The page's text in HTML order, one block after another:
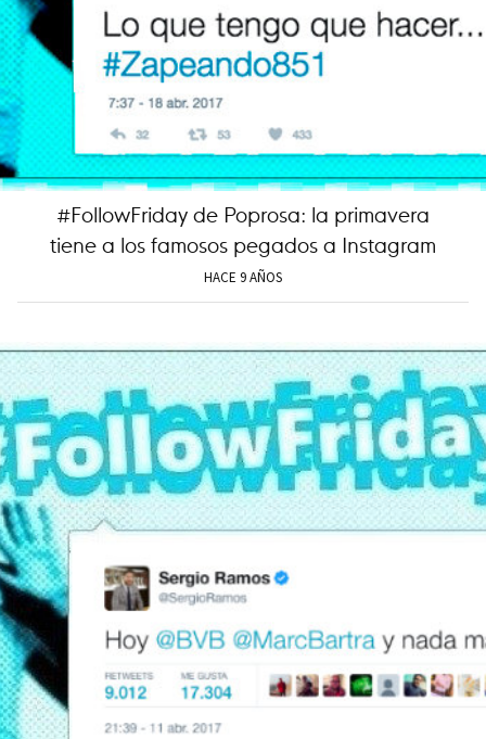
#FollowFriday de Poprosa: la primavera
tiene a los famosos pegados a Instagram
HACE 9 AÑOS